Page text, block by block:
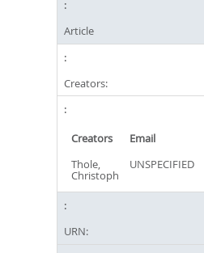
Article
Creators:
Creators Email
Thole,
Christoph
UNSPECIFIED
URN: